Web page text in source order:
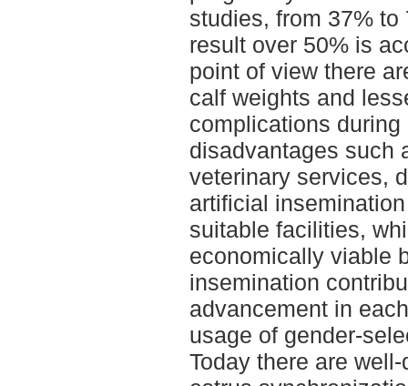
studies, from 37%
result over 50% is
point of view there
calf weights and
complications
disadvantages such
veterinary services,
artificial
suitable facilities,
economically viable
insemination
advancement in
usage of gender-
Today there are